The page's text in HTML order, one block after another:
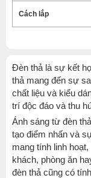
Cách lắp
Đèn thả là sự kết
thả mang đến sự
chất liệu và kiểu
trí độc đáo và thu
Ánh sáng từ đèn
tạo điểm nhấn và
mang tính linh
khách, phòng ăn
đèn thả cũng có